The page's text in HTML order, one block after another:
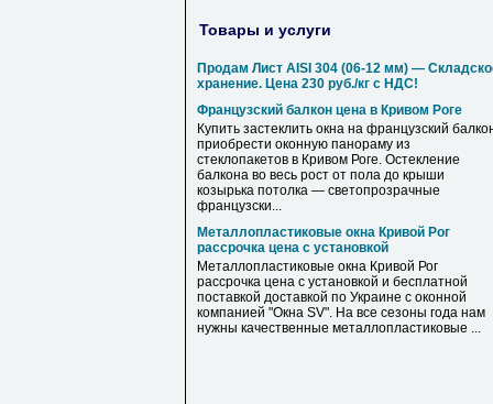
Товары и услуги
Продам Лист AISI 304 (06-12 мм) —
хранение. Цена 230 руб./кг с НДС!
Французский балкон цена в Кривом Роге
Купить застеклить окна на французский
приобрести оконную панораму из
стеклопакетов в Кривом Роге. Остекление
балкона во весь рост от пола до крыши
козырька потолка — светопрозрачные
французски...
Металлопластиковые окна Кривой Рог
рассрочка цена с установкой
Металлопластиковые окна Кривой Рог
рассрочка цена с установкой и бесплатной
поставкой доставкой по Украине с оконной
компанией "Окна SV". На все сезоны года нам
нужны качественные металлопластиковые ...